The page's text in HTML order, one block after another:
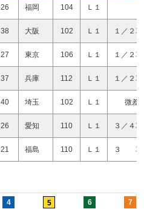
26 福岡 104 Ｌ１
38 大阪 102 Ｌ１ １／２
27 東京 106 Ｌ１ １／２
37 兵庫 112 Ｌ１ １／２
40 埼玉 102 Ｌ１ 微差
26 愛知 110 Ｌ１ ３／４
21 福島 110 Ｌ１ ３ 車
4 5 6 7